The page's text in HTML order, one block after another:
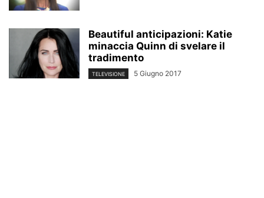
Beautiful anticipazioni: Katie
minaccia Quinn di svelare il
tradimento
TELEVISIONE 5 Giugno 2017